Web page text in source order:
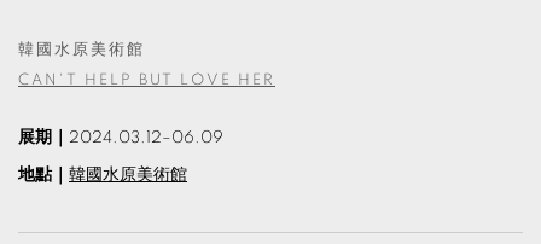
韓國水原美術館
CAN'T HELP BUT LOVE HER
展期｜ 2024.03.12–06.09
地點｜ 韓國水原美術館